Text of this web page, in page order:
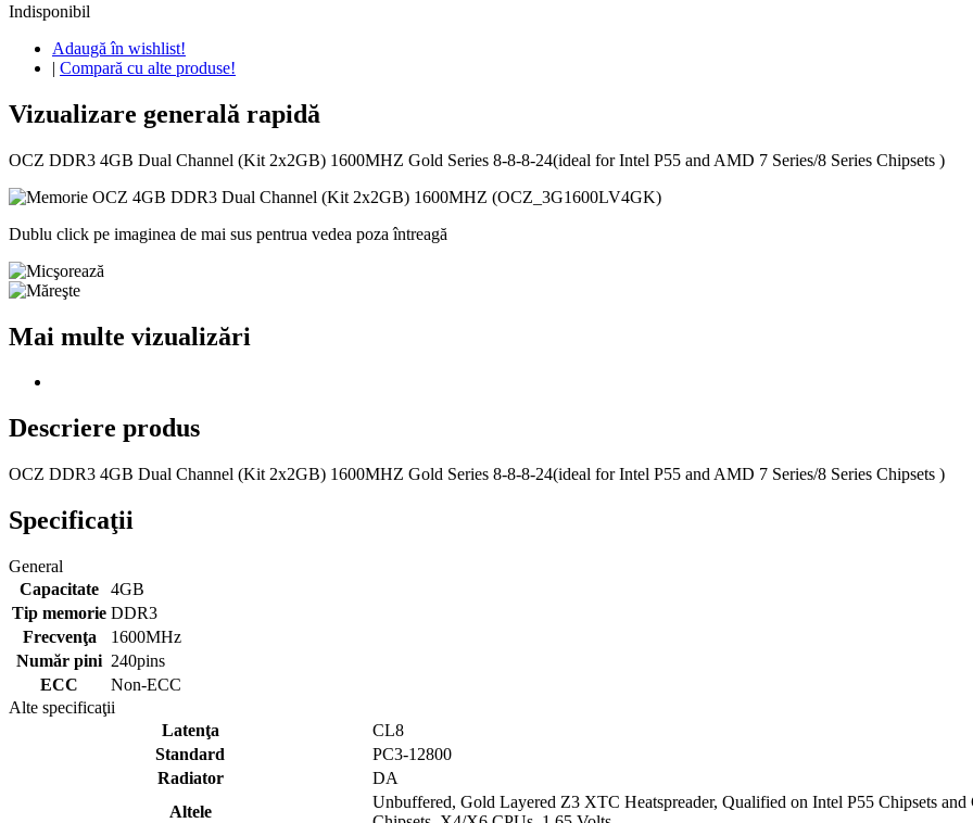
Indisponibil
Adaugă în wishlist!
| Compară cu alte produse!
Vizualizare generală rapidă
OCZ DDR3 4GB Dual Channel (Kit 2x2GB) 1600MHZ Gold Series 8-8-8-24(ideal for Intel P55 and AMD 7 Series/8 Series Chipsets )
Dublu click pe imaginea de mai sus pentrua vedea poza întreagă
Mai multe vizualizări
Descriere produs
OCZ DDR3 4GB Dual Channel (Kit 2x2GB) 1600MHZ Gold Series 8-8-8-24(ideal for Intel P55 and AMD 7 Series/8 Series Chipsets )
Specificaţii
General
Capacitate
4GB
Tip memorie DDR3
Frecvenţa
1600MHz
Număr pini 240pins
ECC
Non-ECC
Alte specificaţii
Latenţa
CL8
Standard
PC3-12800
Radiator
DA
Altele
Unbuffered, Gold Layered Z3 XTC Heatspreader, Qualified on Intel P55 Chipsets